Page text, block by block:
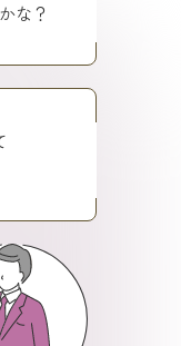
な？